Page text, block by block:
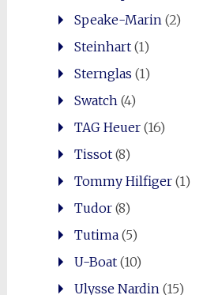
Speake-Marin (2)
Steinhart(1)
Sternglas (1)
Swatch (4)
TAG Heuer(16)
Tissot(8)
Tommy Hilfiger(1)
Tudor(8)
Tutima(5)
U-Boat(10)
Ulysse Nardin (15)